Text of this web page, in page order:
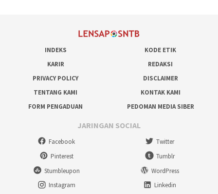
INDEKS
KODE ETIK
KARIR
REDAKSI
PRIVACY POLICY
DISCLAIMER
TENTANG KAMI
KONTAK KAMI
FORM PENGADUAN
PEDOMAN MEDIA SIBER
JARINGAN SOCIAL
Facebook
Twitter
Pinterest
Tumblr
Stumbleupon
WordPress
Instagram
Linkedin